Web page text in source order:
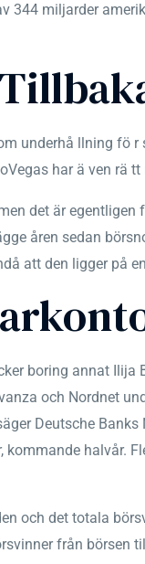
344 miljarder
underhå llning fö
har ä ven rä
det är
åren sedan
att den ligger på
boring annat Ilija
och Nordnet
Deutsche
halvår.
och det totala
från börsen